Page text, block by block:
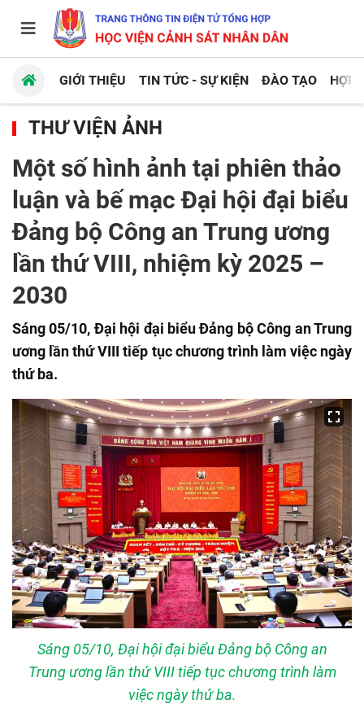
GIỚI THIỆU TIN TỨC - SỰ KIỆN ĐÀO TẠO HỢP
THƯ VIỆN ẢNH
Một số hình ảnh tại phiên thảo
luận và bế mạc Đại hội đại biểu
Đảng bộ Công an Trung ương
lần thứ VIII, nhiệm kỳ 2025 –
2030
Sáng 05/10, Đại hội đại biểu Đảng bộ Công an Trung
ương lần thứ VIII tiếp tục chương trình làm việc ngày
thứ ba.
Sáng 05/10, Đại hội đại biểu Đảng bộ Công an
Trung ương lần thứ VIII tiếp tục chương trình làm
việc ngày thứ ba.